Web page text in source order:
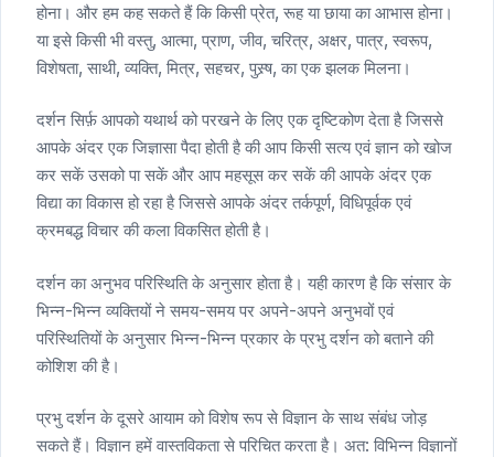
होना। और हम कह सकते हैं कि किसी प्रेत, रूह या छाया का आभास होना।
या इसे किसी भी वस्तु, आत्मा, प्राण, जीव, चरित्र, अक्षर, पात्र, स्वरूप,
विशेषता, साथी, व्यक्ति, मित्र, सहचर, पुस्र्ष, का एक झलक मिलना।
दर्शन सिर्फ़ आपको यथार्थ को परखने के लिए एक दृष्टिकोण देता है जिससे
आपके अंदर एक जिज्ञासा पैदा होती है की आप किसी सत्य एवं ज्ञान को खोज
कर सकें उसको पा सकें और आप महसूस कर सकें की आपके अंदर एक
विद्या का विकास हो रहा है जिससे आपके अंदर तर्कपूर्ण, विधिपूर्वक एवं
क्रमबद्ध विचार की कला विकसित होती है।
दर्शन का अनुभव परिस्थिति के अनुसार होता है। यही कारण है कि संसार के
भिन्न-भिन्न व्यक्तियों ने समय-समय पर अपने-अपने अनुभवों एवं
परिस्थितियों के अनुसार भिन्न-भिन्न प्रकार के प्रभु दर्शन को बताने की
कोशिश की है।
प्रभु दर्शन के दूसरे आयाम को विशेष रूप से विज्ञान के साथ संबंध जोड़
सकते हैं। विज्ञान हमें वास्तविकता से परिचित करता है। अत: विभिन्न विज्ञानों